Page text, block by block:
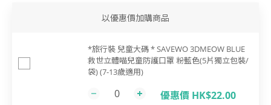
以優惠價加購商品
*旅行裝 兒童大碼 * SAVEWO 3DMEOW BLUE
救世立體喵兒童防護口罩 粉藍色(5片獨立包裝/
袋) (7-13歲適用)
優惠價 HK$22.00